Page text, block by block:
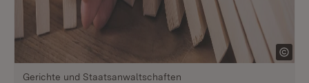
Gerichte und Staatsanwaltschaften